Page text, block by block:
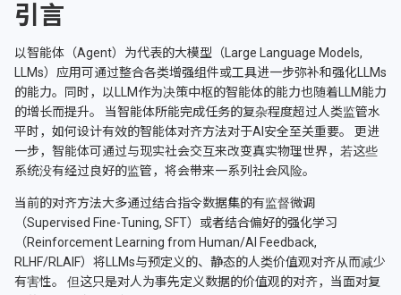
引言
以智能体（Agent）为代表的大模型（Large Language Models,
LLMs）应用可通过整合各类增强组件或工具进一步弥补和强化LLMs
的能力。同时，以LLM作为决策中枢的智能体的能力也随着LLM能力
的增长而提升。 当智能体所能完成任务的复杂程度超过人类监管水
平时，如何设计有效的智能体对齐方法对于AI安全至关重要。 更进
一步，智能体可通过与现实社会交互来改变真实物理世界，若这些
系统没有经过良好的监管，将会带来一系列社会风险。
当前的对齐方法大多通过结合指令数据集的有监督微调
（Supervised Fine-Tuning, SFT）或者结合偏好的强化学习
（Reinforcement Learning from Human/AI Feedback,
RLHF/RLAIF）将LLMs与预定义的、静态的人类价值观对齐从而减少
有害性。 但这只是对人为事先定义数据的价值观的对齐，当面对复